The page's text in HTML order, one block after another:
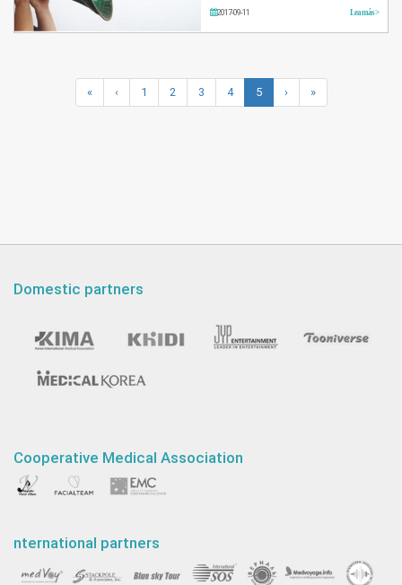
2017-09-11 Lea más >
« ‹ 1 2 3 4 5 › »
Domestic partners
Cooperative Medical Association
nternational partners